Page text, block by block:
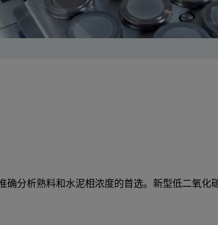
分析熟料和水泥相浓度的首选。新型低二氧